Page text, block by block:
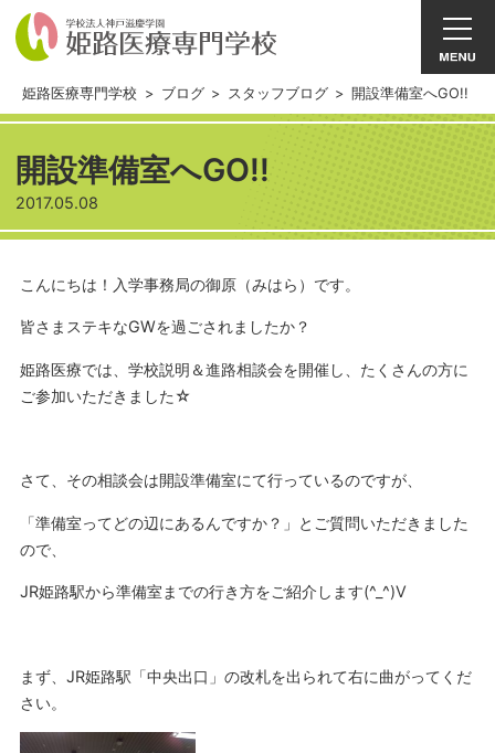
姫路医療専門学校 > ブログ > スタッフブログ > 開設準備室へGO!!
開設準備室へGO!!
2017.05.08
こんにちは！入学事務局の御原（みはら）です。
皆さまステキなGWを過ごされましたか？
姫路医療では、学校説明＆進路相談会を開催し、たくさんの方に
ご参加いただきました☆
さて、その相談会は開設準備室にて行っているのですが、
「準備室ってどの辺にあるんですか？」とご質問いただきました
ので、
JR姫路駅から準備室までの行き方をご紹介します(^_^)V
まず、JR姫路駅「中央出口」の改札を出られて右に曲がってくだ
さい。